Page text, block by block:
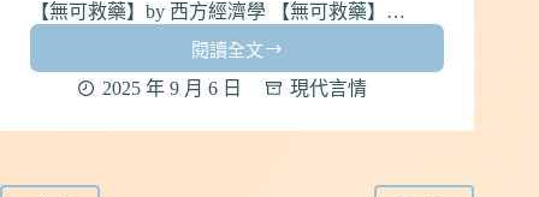
【無可救藥】by 西方經濟學 【無可救藥】…
閱讀全文
【無
可
藥】
2025 年 9 月 6 日 現代言情